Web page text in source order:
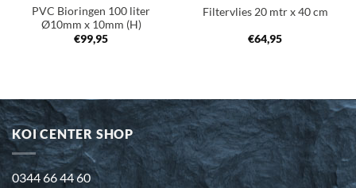
PVC Bioringen 100 liter
Ø10mm x 10mm (H)
€99,95
Filtervlies 20 mtr x 40 cm
€64,95
KOI CENTER SHOP
0344 66 44 60